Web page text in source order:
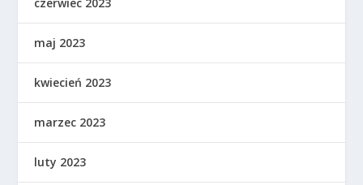
maj 2023
kwiecień 2023
marzec 2023
luty 2023